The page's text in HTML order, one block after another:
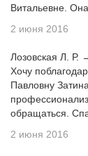
Витальевне.
2 июня 2016
Лозовская Л. Р.
Хочу
Павловну
обращаться.
2 июня 2016